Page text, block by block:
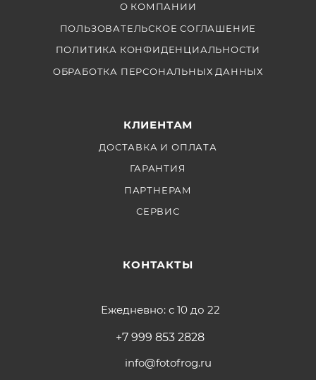
О КОМПАНИИ
ПОЛЬЗОВАТЕЛЬСКОЕ СОГЛАШЕНИЕ
ПОЛИТИКА КОНФИДЕНЦИАЛЬНОСТИ
ОБРАБОТКА ПЕРСОНАЛЬНЫХ ДАННЫХ
КЛИЕНТАМ
ДОСТАВКА И ОПЛАТА
ГАРАНТИЯ
ПАРТНЕРАМ
СЕРВИС
КОНТАКТЫ
Ежедневно: с 10 до 22
+7 999 853 2828
info@fotofrog.ru